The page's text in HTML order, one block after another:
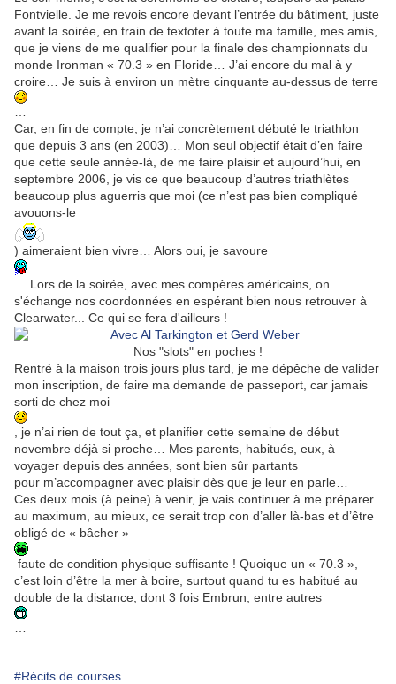
Fontvielle. Je me revois encore devant l’entrée du bâtiment, juste
avant la soirée, en train de textoter à toute ma famille, mes amis,
que je viens de me qualifier pour la finale des championnats du
monde Ironman « 70.3 » en Floride… J’ai encore du mal à y
croire… Je suis à environ un mètre cinquante au-dessus de terre
Car, en fin de compte, je n’ai concrètement débuté le triathlon
que depuis 3 ans (en 2003)… Mon seul objectif était d’en faire
que cette seule année-là, de me faire plaisir et aujourd’hui, en
septembre 2006, je vis ce que beaucoup d’autres triathlètes
beaucoup plus aguerris que moi (ce n’est pas bien compliqué
avouons-le
) aimeraient bien vivre… Alors oui, je savoure
… Lors de la soirée, avec mes compères américains, on
s'échange nos coordonnées en espérant bien nous retrouver à
Clearwater... Ce qui se fera d'ailleurs !
Nos "slots" en poches !
Rentré à la maison trois jours plus tard, je me dépêche de valider
mon inscription, de faire ma demande de passeport, car jamais
sorti de chez moi
, je n’ai rien de tout ça, et planifier cette semaine de début
novembre déjà si proche… Mes parents, habitués, eux, à
voyager depuis des années, sont bien sûr partants
pour m’accompagner avec plaisir dès que je leur en parle…
Ces deux mois (à peine) à venir, je vais continuer à me préparer
au maximum, au mieux, ce serait trop con d’aller là-bas et d’être
obligé de « bâcher »
faute de condition physique suffisante ! Quoique un « 70.3 »,
c’est loin d’être la mer à boire, surtout quand tu es habitué au
double de la distance, dont 3 fois Embrun, entre autres
#Récits de courses